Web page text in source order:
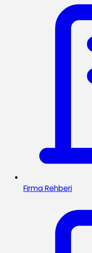
Firma Rehberi